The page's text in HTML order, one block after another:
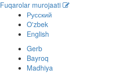
Fuqarolar murojaati
Русский
O'zbek
English
Gerb
Bayroq
Madhiya